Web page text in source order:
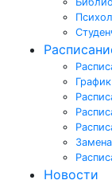
Замена
Новости